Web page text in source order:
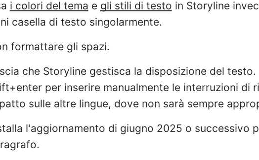
i colori del tema e gli stili di testo in Storyline
casella di testo singolarmente.
formattare gli spazi.
che Storyline gestisca la disposizione del testo.
per inserire manualmente le interruzioni di
sulle altre lingue, dove non sarà sempre
l'aggiornamento di giugno 2025 o successivo